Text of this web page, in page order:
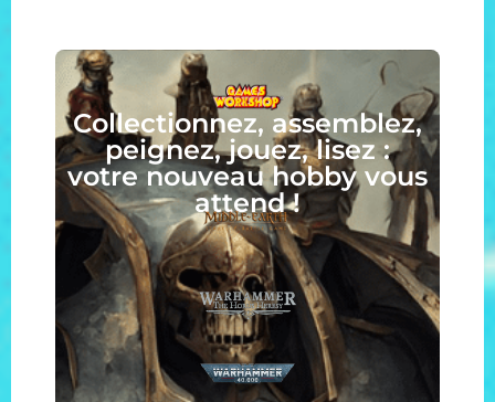
Collectionnez, assemblez,
peignez, jouez, lisez :
votre nouveau hobby vous
attend !